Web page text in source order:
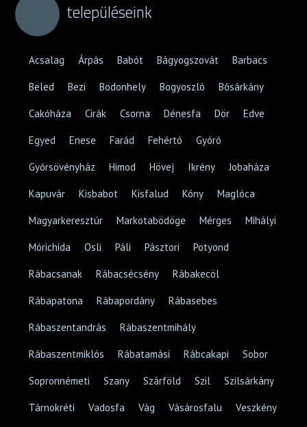
településeink
Acsalag Árpás Babót Bágyogszovát Barbacs
Beled Bezi Bodonhely Bogyoszló Bősárkány
Cakóháza Cirák Csorna Dénesfa Dör Edve
Egyed Enese Farád Fehértó Gyóró
Győrsövényház Himod Hövej Ikrény Jobaháza
Kapuvár Kisbabot Kisfalud Kóny Maglóca
Magyarkeresztúr Markotabödöge Mérges Mihályi
Mórichida Osli Páli Pásztori Potyond
Rábacsanak Rábacsécsény Rábakecöl
Rábapatona Rábapordány Rábasebes
Rábaszentandrás Rábaszentmihály
Rábaszentmiklós Rábatamási Rábcakapi Sobor
Sopronnémeti Szany Szárföld Szil Szilsárkány
Tárnokréti Vadosfa Vág Vásárosfalu Veszkény